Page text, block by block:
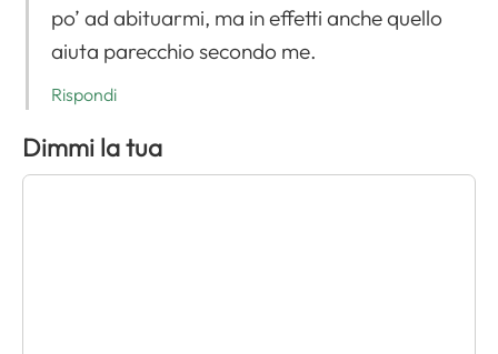
po’ ad abituarmi, ma in effetti anche quello
aiuta parecchio secondo me.
Rispondi
Dimmi la tua